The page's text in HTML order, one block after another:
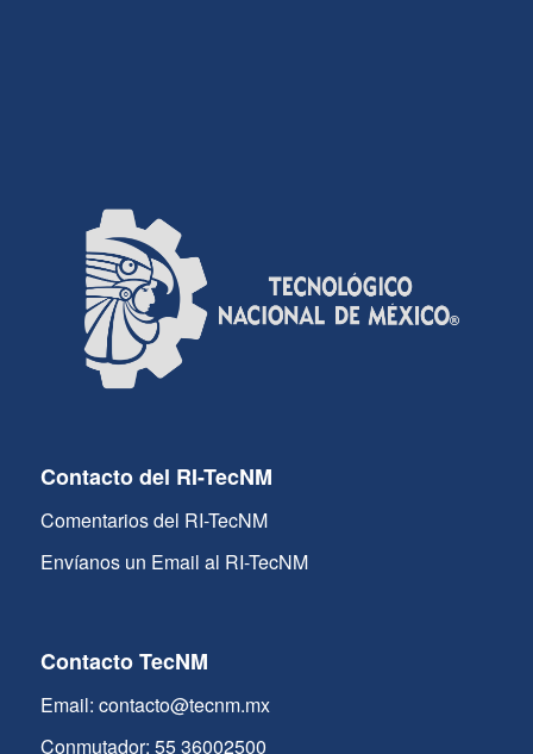
Contacto del RI-TecNM
Comentarios del RI-TecNM
Envíanos un Email al RI-TecNM
Contacto TecNM
Email: contacto@tecnm.mx
Conmutador: 55 36002500